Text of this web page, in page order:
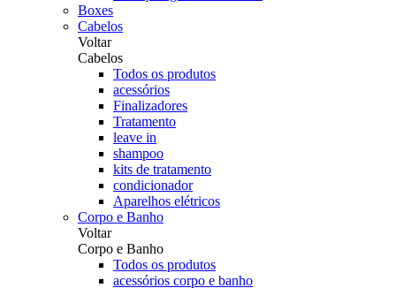
Boxes
Cabelos
Voltar
Cabelos
Todos os produtos
acessórios
Finalizadores
Tratamento
leave in
shampoo
kits de tratamento
condicionador
Aparelhos elétricos
Corpo e Banho
Voltar
Corpo e Banho
Todos os produtos
acessórios corpo e banho